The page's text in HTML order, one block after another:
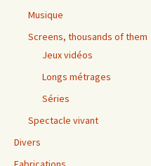
Musique
Screens, thousands of them
Jeux vidéos
Longs métrages
Séries
Spectacle vivant
Divers